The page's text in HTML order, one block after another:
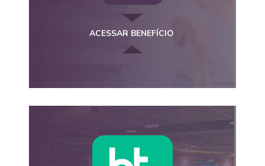
ACESSAR BENEFÍCIO